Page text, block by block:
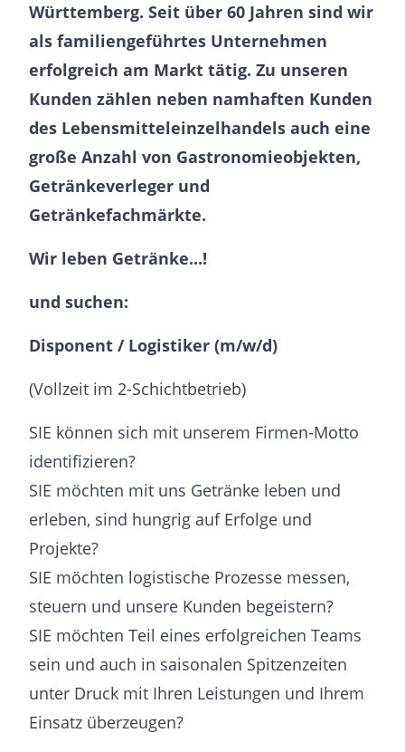
Württemberg. Seit über 60 Jahren sind wir
als familiengeführtes Unternehmen
erfolgreich am Markt tätig. Zu unseren
Kunden zählen neben namhaften Kunden
des Lebensmitteleinzelhandels auch eine
große Anzahl von Gastronomieobjekten,
Getränkeverleger und
Getränkefachmärkte.
Wir leben Getränke...!
und suchen:
Disponent / Logistiker (m/w/d)
(Vollzeit im 2-Schichtbetrieb)
SIE können sich mit unserem Firmen-Motto
identifizieren?
SIE möchten mit uns Getränke leben und
erleben, sind hungrig auf Erfolge und
Projekte?
SIE möchten logistische Prozesse messen,
steuern und unsere Kunden begeistern?
SIE möchten Teil eines erfolgreichen Teams
sein und auch in saisonalen Spitzenzeiten
unter Druck mit Ihren Leistungen und Ihrem
Einsatz überzeugen?